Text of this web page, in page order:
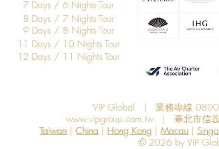
7 Days / 6 Nights Tour
8 Days / 7 Nights Tour
9 Days / 8 Nights Tour
11 Days / 10 Nights Tour
12 Days / 11 Nights Tour
VIP Global | 業務專線
www.vipgroup.com.tw | 臺北市信
Taiwan | China | Hong Kong | Macau |
Hong Kong
China Macau
Taiwan
© 2026 by VIP